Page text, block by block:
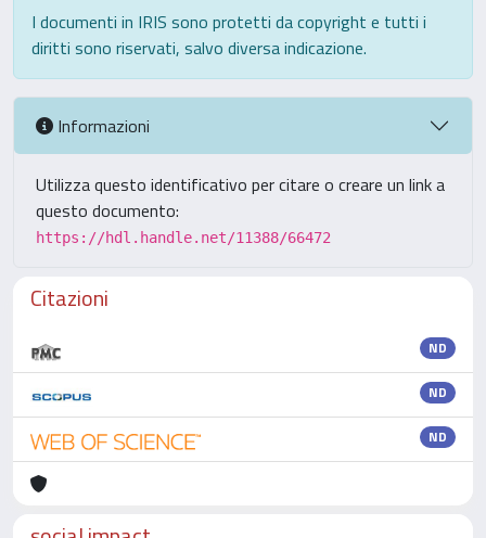
I documenti in IRIS sono protetti da copyright e tutti i
diritti sono riservati, salvo diversa indicazione.
Informazioni
Utilizza questo identificativo per citare o creare un link a
questo documento:
https://hdl.handle.net/11388/66472
Citazioni
ND
ND
ND